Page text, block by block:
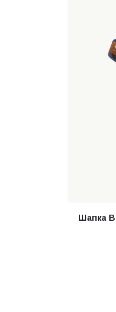
Шапка